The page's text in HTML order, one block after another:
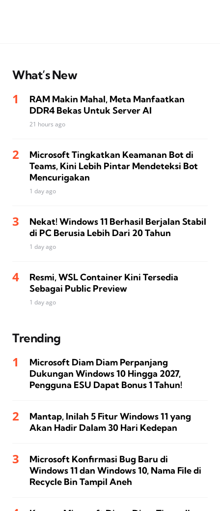
What’s New
RAM Makin Mahal, Meta Manfaatkan
DDR4 Bekas Untuk Server AI
21 hours ago
Microsoft Tingkatkan Keamanan Bot di
Teams, Kini Lebih Pintar Mendeteksi Bot
Mencurigakan
1 day ago
Nekat! Windows 11 Berhasil Berjalan Stabil
di PC Berusia Lebih Dari 20 Tahun
1 day ago
Resmi, WSL Container Kini Tersedia
Sebagai Public Preview
1 day ago
Trending
Microsoft Diam Diam Perpanjang
Dukungan Windows 10 Hingga 2027,
Pengguna ESU Dapat Bonus 1 Tahun!
Mantap, Inilah 5 Fitur Windows 11 yang
Akan Hadir Dalam 30 Hari Kedepan
Microsoft Konfirmasi Bug Baru di
Windows 11 dan Windows 10, Nama File di
Recycle Bin Tampil Aneh